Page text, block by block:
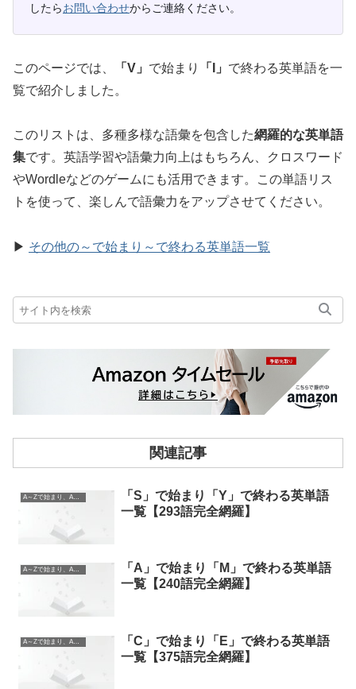
したらお問い合わせからご連絡ください。
このページでは、 「V」 で始まり 「I」 で終わる英単語を一
覧で紹介しました。
このリストは、多種多様な語彙を包含した網羅的な英単語
集です。英語学習や語彙力向上はもちろん、クロスワード
やWordleなどのゲームにも活用できます。この単語リス
トを使って、楽しんで語彙力をアップさせてください。
▶ その他の～で始まり～で終わる英単語一覧
関連記事
A～Zで始まり、A～Zで終わる英単語
「S」で始まり「Y」で終わる英単語
一覧【293語完全網羅】
A～Zで始まり、A～Zで終わる英単語
「A」で始まり「M」で終わる英単語
一覧【240語完全網羅】
A～Zで始まり、A～Zで終わる英単語
「C」で始まり「E」で終わる英単語
一覧【375語完全網羅】